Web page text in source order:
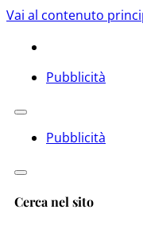
Vai al contenuto
Pubblicità
Pubblicità
Cerca nel sito